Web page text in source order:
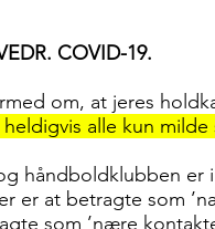
COVID-19.
om, at jeres
alle kun
håndboldklubben er
er at betragte som
som ’nære